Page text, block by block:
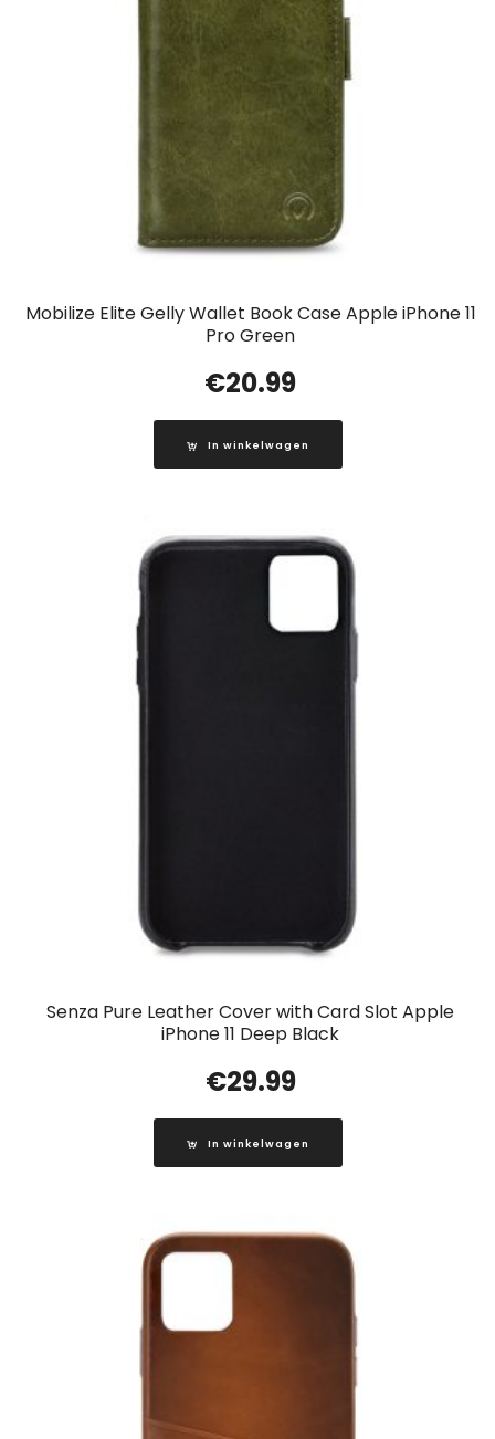
Mobilize Elite Gelly Wallet Book Case Apple iPhone 11
Pro Green
€20.99
In winkelwagen
Senza Pure Leather Cover with Card Slot Apple
iPhone 11 Deep Black
€29.99
In winkelwagen